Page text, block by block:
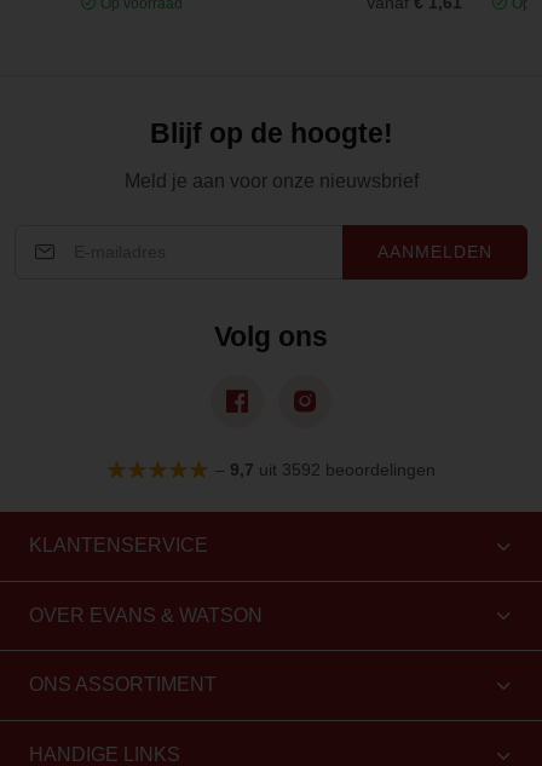
Op voorraad Op
Blijf op de hoogte!
Meld je aan voor onze nieuwsbrief
AANMELDEN
Volg ons
– 9,7 uit 3592 beoordelingen
KLANTENSERVICE
OVER EVANS & WATSON
ONS ASSORTIMENT
HANDIGE LINKS